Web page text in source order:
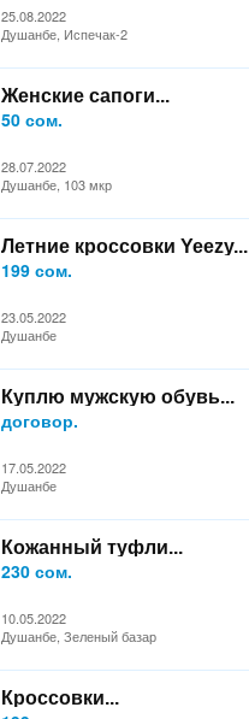
25.08.2022
Душанбе, Испечак-2
Женские сапоги...
50 сом.
28.07.2022
Душанбе, 103 мкр
Летние кроссовки Yeezy...
199 сом.
23.05.2022
Душанбе
Куплю мужскую обувь...
договор.
17.05.2022
Душанбе
Кожанный туфли...
230 сом.
10.05.2022
Душанбе, Зеленый базар
Кроссовки...